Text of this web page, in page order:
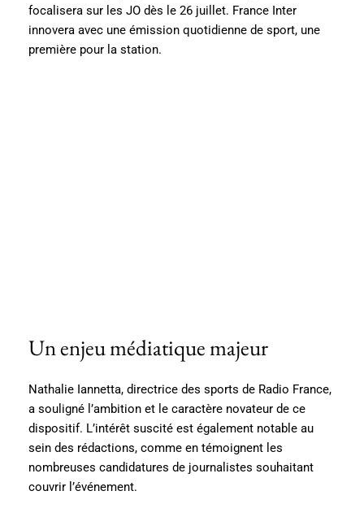
focalisera sur les JO dès le 26 juillet. France Inter
innovera avec une émission quotidienne de sport, une
première pour la station.
Un enjeu médiatique majeur
Nathalie Iannetta, directrice des sports de Radio France,
a souligné l’ambition et le caractère novateur de ce
dispositif. L’intérêt suscité est également notable au
sein des rédactions, comme en témoignent les
nombreuses candidatures de journalistes souhaitant
couvrir l’événement.